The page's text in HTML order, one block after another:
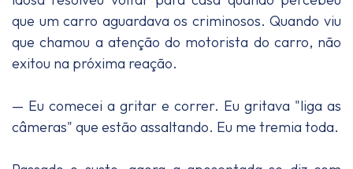
que um carro aguardava os criminosos. Quando viu
que chamou a atenção do motorista do carro, não
exitou na próxima reação.
— Eu comecei a gritar e correr. Eu gritava "liga as
câmeras" que estão assaltando. Eu me tremia toda.